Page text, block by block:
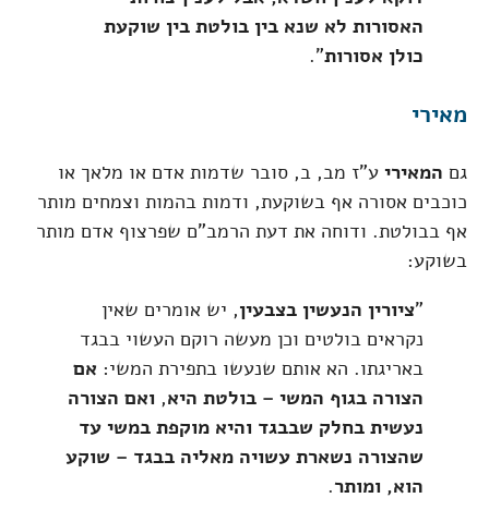
האסורות לא שנא בין בולטת בין שוקעת
כולן אסורות".
מאירי
גם המאירי ע"ז מב, ב, סובר שדמות אדם או מלאך או
כוכבים אסורה אף בשוקעת, ודמות בהמות וצמחים מותר
אף בבולטת. ודוחה את דעת הרמב"ם שפרצוף אדם מותר
בשוקע:
"ציורין הנעשין בצבעין, יש אומרים שאין
נקראים בולטים וכן מעשה רוקם העשוי בבגד
באריגתו. הא אותם שנעשו בתפירת המשי: אם
הצורה בגוף המשי – בולטת היא, ואם הצורה
נעשית בחלק שבבגד והיא מוקפת במשי עד
שהצורה נשארת עשויה מאליה בבגד – שוקע
הוא, ומותר.